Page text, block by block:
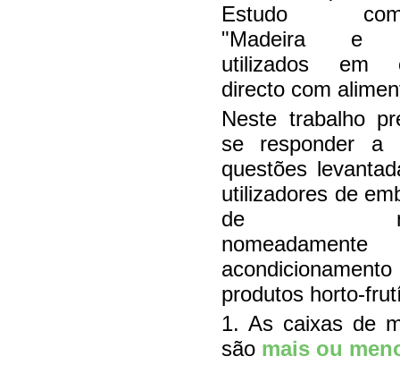
Estudo
"Madeira e
utilizados em
directo com
Neste trabalho
se responder a
questões
utilizadores de
de
produtos horto-
1. As caixas de
são mais ou